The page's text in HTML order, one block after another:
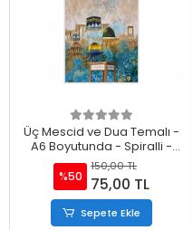
Üç Mescid ve Dua Temalı -
A6 Boyutunda - Spiralli -
Hediyelik Defter - Çizgili
%50
150,00 TL
75,00 TL
Sepete Ekle